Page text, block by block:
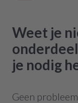
Weet je
je nodig
Geen